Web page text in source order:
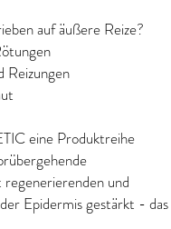
auf äußere Reize?
Reizungen
eine Produktreihe
und
Epidermis gestärkt - das